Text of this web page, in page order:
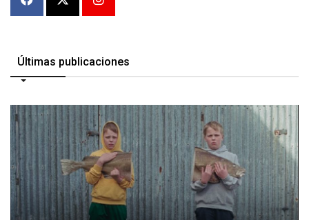
Últimas publicaciones